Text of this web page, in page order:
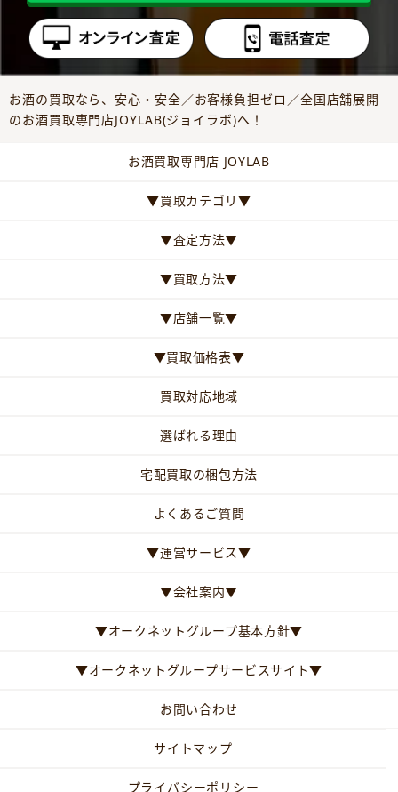
お酒の買取なら、安心・安全／お客様負担ゼロ／全国店舗展開
のお酒買取専門店JOYLAB(ジョイラボ)へ！
お酒買取専門店 JOYLAB
▼買取カテゴリ▼
▼査定方法▼
▼買取方法▼
▼店舗一覧▼
▼買取価格表▼
買取対応地域
選ばれる理由
宅配買取の梱包方法
よくあるご質問
▼運営サービス▼
▼会社案内▼
▼オークネットグループ基本方針▼
▼オークネットグループサービスサイト▼
お問い合わせ
サイトマップ
プライバシーポリシー